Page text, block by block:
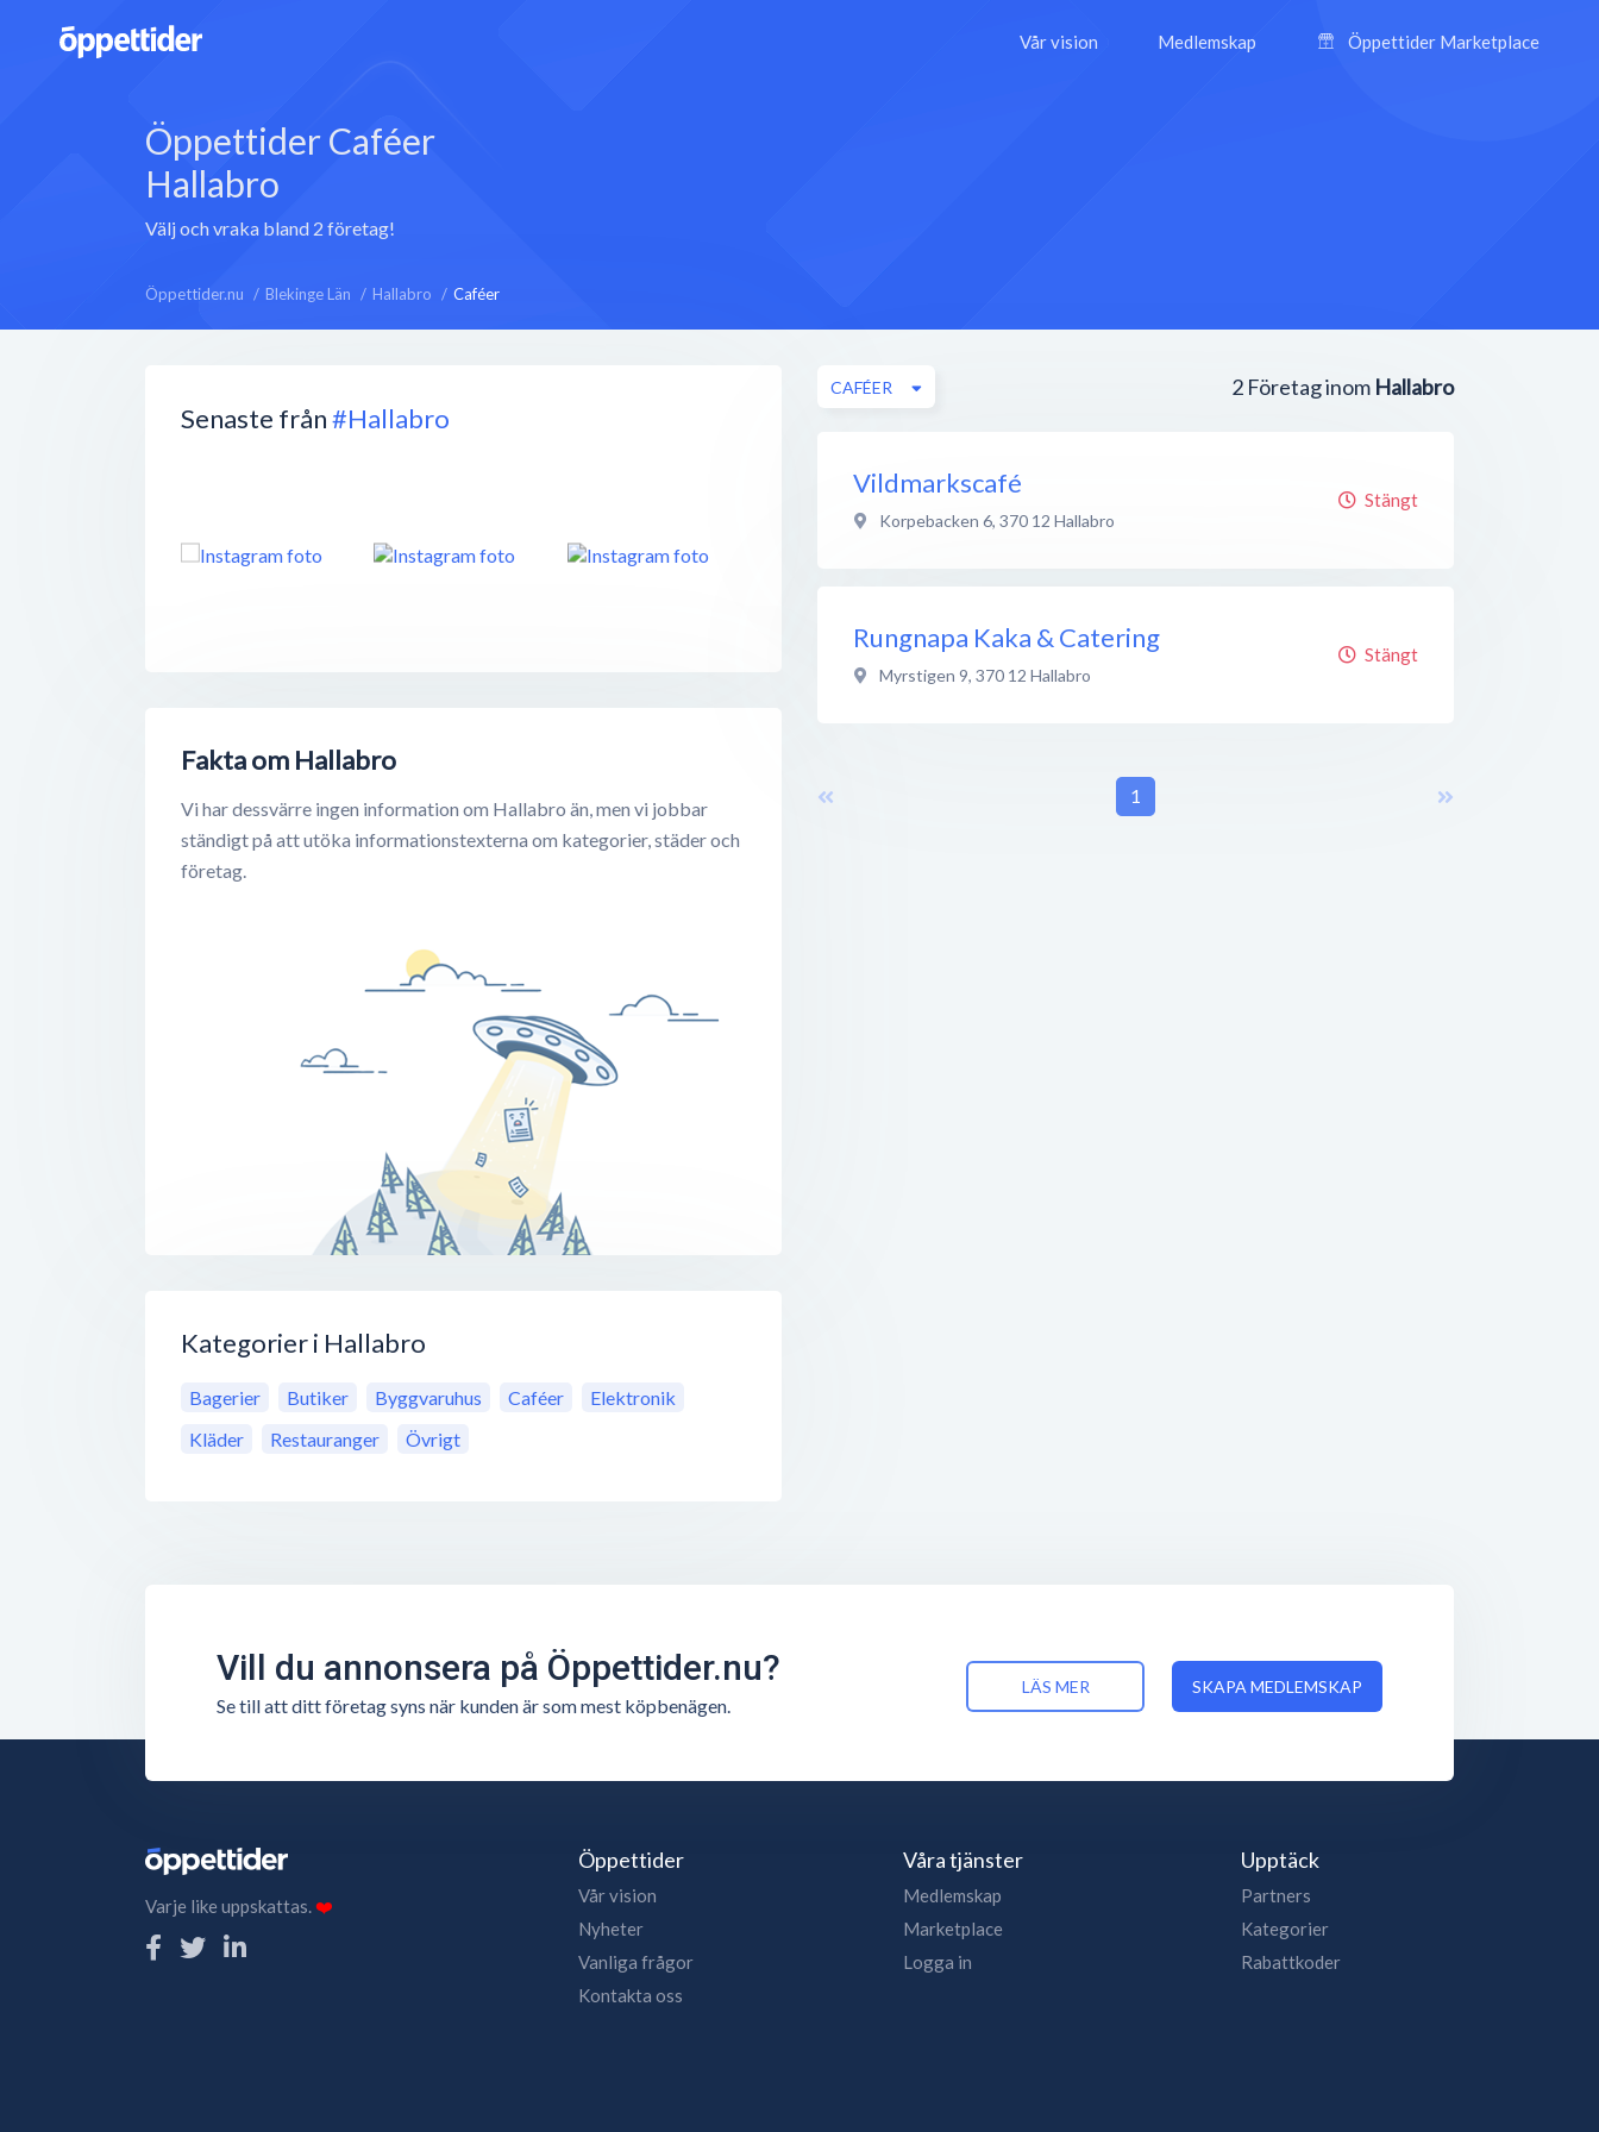
Vår vision Medlemskap Öppettider Marketplace
Öppettider Caféer
Hallabro
Välj och vraka bland 2 företag!
Öppettider.nu Blekinge Län Hallabro Caféer
Senaste från#Hallabro
Fakta om Hallabro
Vi har dessvärre ingen information om Hallabro än, men vi jobbar
ständigt på att utöka informationstexterna om kategorier, städer och
företag.
Kategorier i Hallabro
Bagerier Butiker Byggvaruhus Caféer
Elektronik
Kläder
Restauranger Övrigt
2 Företag inom Hallabro
CAFÉER
Vildmarkscafé
Korpebacken 6, 370 12 Hallabro
Stängt
Rungnapa Kaka & Catering
Myrstigen 9, 370 12 Hallabro
Stängt
1
Vill du annonsera på Öppettider.nu?
Se till att ditt företag syns när kunden är som mest köpbenägen.
LÄS MER SKAPA MEDLEMSKAP
Varje like uppskattas.❤️
Öppettider
Vår vision
Nyheter
Vanliga frågor
Kontakta oss
Våra tjänster
Medlemskap
Marketplace
Logga in
Upptäck
Partners
Kategorier
Rabattkoder